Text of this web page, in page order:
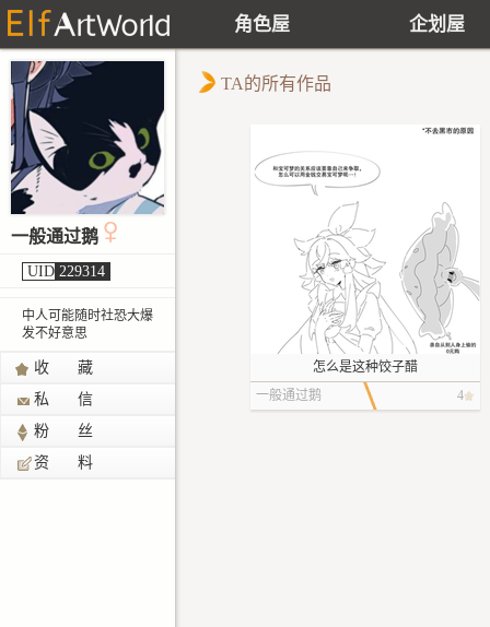
角色屋 企划屋
一般通过鹅
UID 229314
中人可能随时社恐大爆
发不好意思
收 藏
私 信
粉 丝
资 料
TA的所有作品
怎么是这种饺子醋
一般通过鹅
4